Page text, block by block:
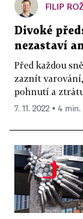
FILIP
Divoké
nezastaví
Před každou
zaznít
pohnutí a
7. 11. 2022 ▪ 4